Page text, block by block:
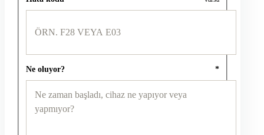
Ne oluyor? *